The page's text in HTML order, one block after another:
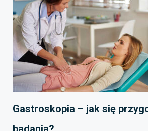
Gastroskopia – jak się